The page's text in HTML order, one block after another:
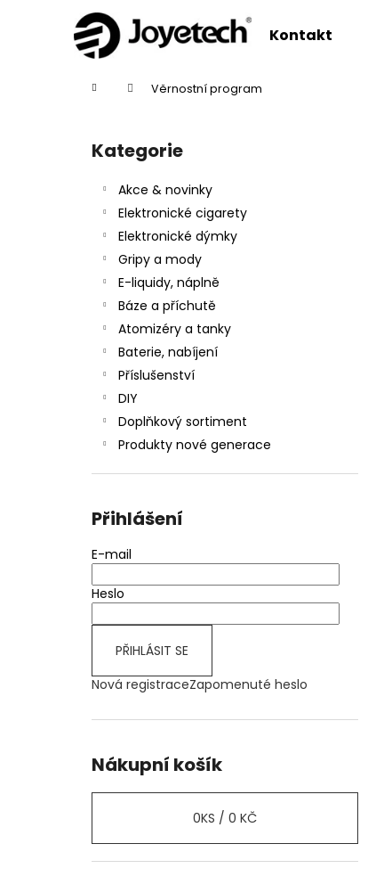
Kontakt
Domů Věrnostní program
Přeskočit
kategorie
Kategorie
Akce & novinky
Elektronické cigarety
Elektronické dýmky
Gripy a mody
E-liquidy, náplně
Báze a příchutě
Atomizéry a tanky
Baterie, nabíjení
Příslušenství
DIY
Doplňkový sortiment
Produkty nové generace
Přihlášení
E-mail
Heslo
PŘIHLÁSIT SE
Nová registraceZapomenuté heslo
Nákupní košík
0KS / 0 KČ
Zpět
Zpět
JOYETECH BF SS316 ATOMIZER 0,6OHM
57 Kč